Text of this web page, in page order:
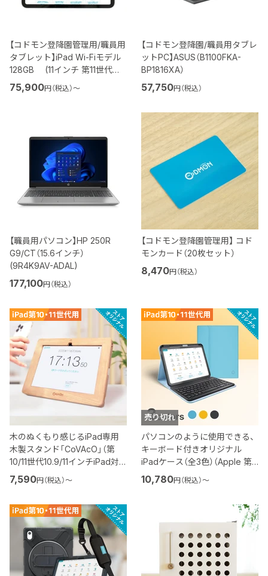
【コドモン登降園管理用/職員用
タブレット】iPad Wi-Fiモデル
128GB (11インチ 第11世代・
A16)
75,900円（税込）〜
【コドモン登降園/職員用タブレ
ットPC】ASUS（B1100FKA-
BP1816XA）
57,750円（税込）
【職員用パソコン】HP 250R
G9/CT（15.6インチ）
(9R4K9AV-ADAL)
177,100円（税込）
【コドモン登降園管理用】 コド
モンカード（20枚セット）
8,470円（税込）
木のぬくもり感じるiPad専用
木製スタンド「CoVAcO」（第
10/11世代10.9/11インチiPad対
応）
7,590円（税込）〜
売り切れ
パソコンのように使用できる、
キーボード付きオリジナル
iPadケース（全3色）（Apple 第
10/11世代 10.9/11インチiPad対
応）
10,780円（税込）〜